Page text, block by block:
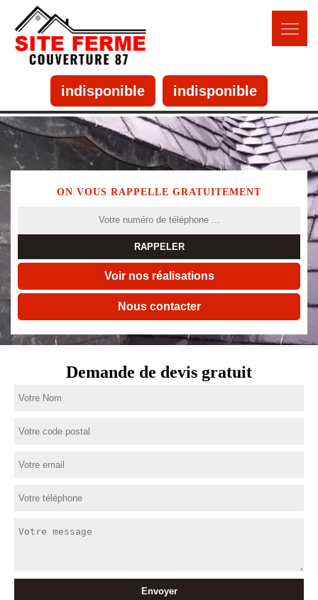
indisponible indisponible
ON VOUS RAPPELLE GRATUITEMENT
Voir nos réalisations
Nous contacter
Demande de devis gratuit